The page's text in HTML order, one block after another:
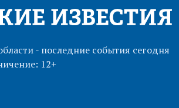
- последние события сегодня
12+